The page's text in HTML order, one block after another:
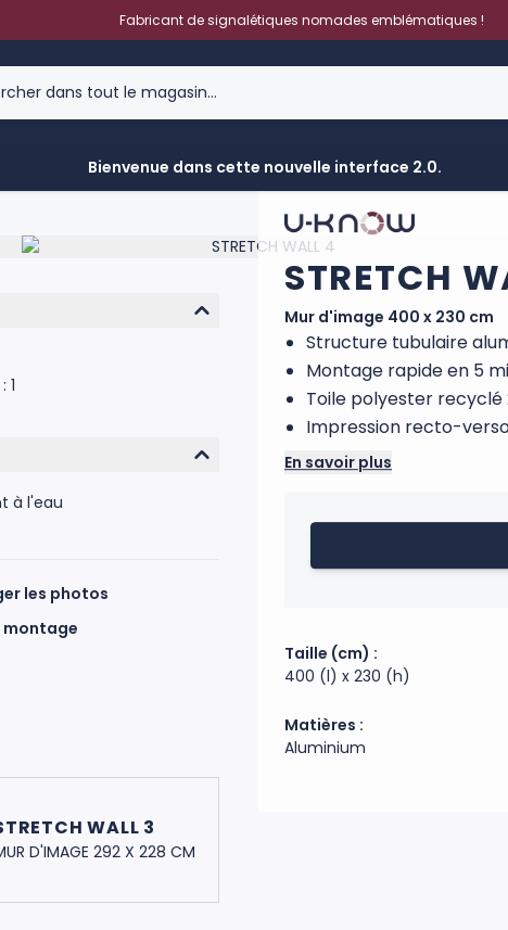
Fabricant de signalétiques nomades emblématiques !
Bienvenue dans cette nouvelle interface 2.0.
1
à l'eau
les photos
montage
WALL 3
D'IMAGE 292 X 228 CM
STRETCH
Mur d'image 400 x 230 cm
Structure tubulaire
Montage rapide en 5
Toile polyester recyclé
Impression recto-
Ce mur d’image ou
couleur permettent
imprimée en France en
polyester 210g/m² recyclée
Code douanier : 76169990
Fabrication : Chine
En savoir plus
Taille (cm) :
400 (l) x 230 (h)
Matières :
Aluminium